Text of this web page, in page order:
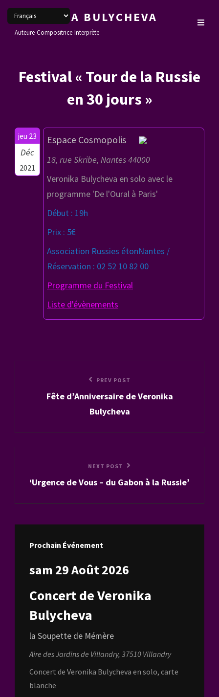
VERONIKA BULYCHEVA
Auteure-Compositrice-Interprète
Festival « Tour de la Russie
en 30 jours »
jeu 23
Déc
2021
Espace Cosmopolis
18, rue Skribe, Nantes 44000
Veronika Bulycheva en solo avec le
programme 'De l'Oural à Paris'
Début : 19h
Prix : 5€
Association Russies étonNantes /
Réservation : 02 52 10 82 00
Programme du Festival
Liste d'évènements
PREV POST
Fête d’Anniversaire de Veronika
Bulycheva
Post
NEXT POST
‘Urgence de Vous – du Gabon à la Russie’
Prochain Événement
sam 29 Août 2026
Concert de Veronika
Bulycheva
la Soupette de Mémère
Aire des Jardins de Villandry, 37510 Villandry
Concert de Veronika Bulycheva en solo, carte
blanche